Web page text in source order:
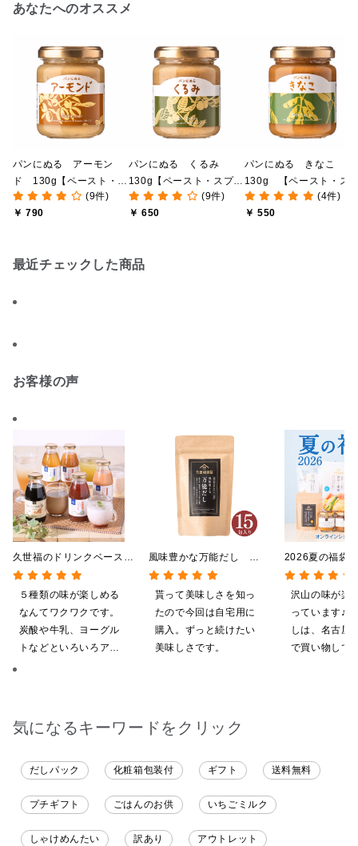
あなたへのオススメ
パンにぬる アーモン
ド 130g【ペースト・ス
プレッド・植物性バタ
ー】
(9件)
￥ 790
パンにぬる くるみ
130g【ペースト・スプレ
ッド・植物性バター】
(9件)
￥ 650
パンにぬる きなこ
130g 【ペースト・ス
レッド・植物性バター】
(4件)
￥ 550
最近チェックした商品
お客様の声
2026夏の福袋
料】【オンライ
【ポイントキ
施中】【のし
グ・化粧箱詰
沢山の味が楽
っています♪
しは、名古屋
で買い物して
久世福のドリンクベース
全5種飲み比べまとめ買
い 5本入（ドリンクベー
ス／希釈タイプ）
５種類の味が楽しめる
なんてワクワクです。
炭酸や牛乳、ヨーグル
トなどといろいろアレ
風味豊かな万能だし
120g（8g×15包）【だし
パック】
貰って美味しさを知っ
たので今回は自宅用に
購入。ずっと続けたい
美味しさです。
気になるキーワードをクリック
だしパック 化粧箱包装付 ギフト 送料無料
プチギフト ごはんのお供 いちごミルク
しゃけめんたい 訳あり アウトレット